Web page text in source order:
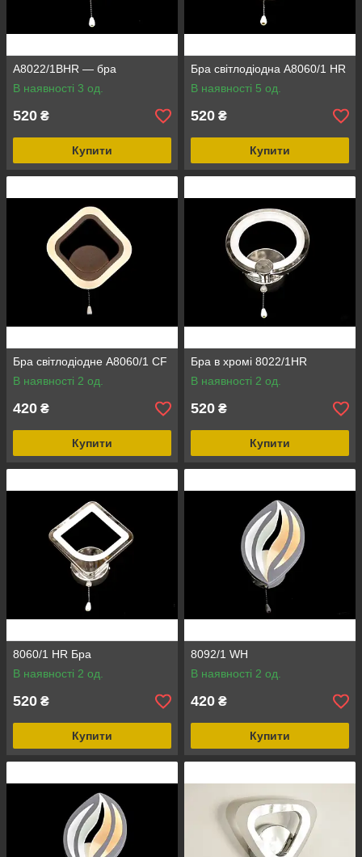
A8022/1BHR — бра
В наявності 3 од.
520 ₴
Купити
Бра світлодіодна А8060/1 HR
В наявності 5 од.
520 ₴
Купити
Бра світлодіодне A8060/1 CF
В наявності 2 од.
420 ₴
Купити
Бра в хромі 8022/1HR
В наявності 2 од.
520 ₴
Купити
8060/1 HR Бра
В наявності 2 од.
520 ₴
Купити
8092/1 WH
В наявності 2 од.
420 ₴
Купити